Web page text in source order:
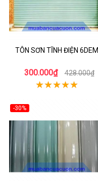
TÔN SƠN TĨNH ĐIỆN 6DEM
300.000₫ 428.000₫
-30%